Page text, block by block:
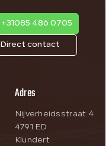
Direct contact
+31085 486 0705
Adres
Nijverheidsstraat 4
4791 ED
Klundert